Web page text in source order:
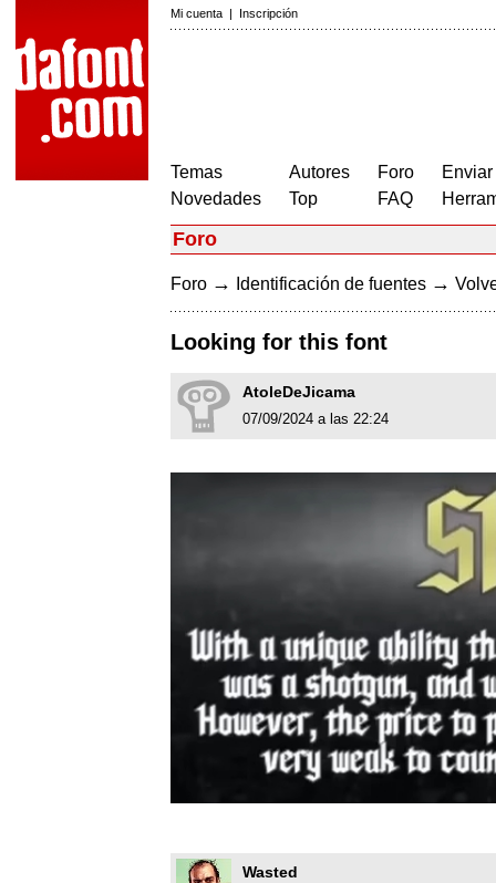
Mi cuenta | Inscripción
Temas
Novedades
Autores
Top
Foro
FAQ
Foro
Foro → Identificación de fuentes →
Looking for this font
AtoleDeJicama
07/09/2024 a las 22:24
Wasted